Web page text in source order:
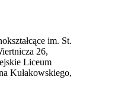
im. St.
26,
Liceum
Kułakowskiego,